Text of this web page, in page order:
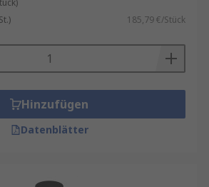
185,79 €/Stück
Hinzufügen
Datenblätter